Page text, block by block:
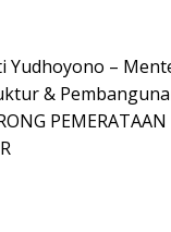
Yudhoyono –
&